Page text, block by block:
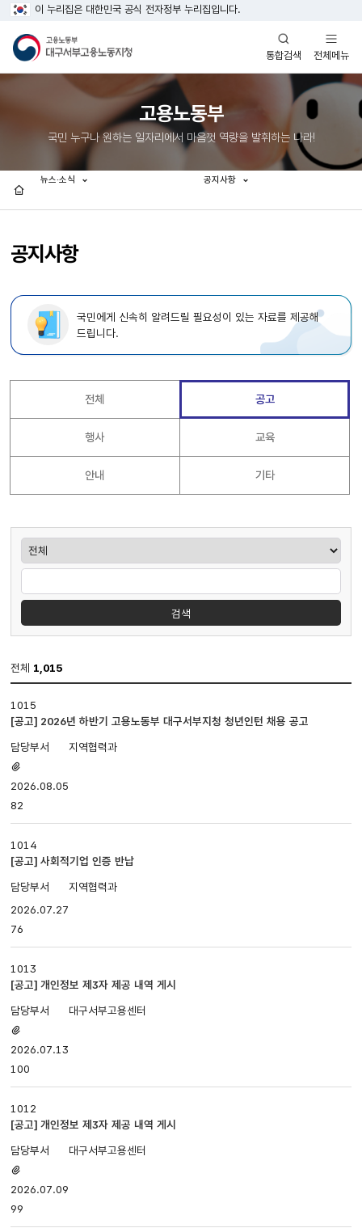
이 누리집은 대한민국 공식 전자정부 누리집입니다.
통합검색
열기
전체메뉴
열기
고용노동부
국민 누구나 원하는 일자리에서 마음껏 역량을 발휘하는 나라!
공지사항
뉴스·소식 공지사항
국민에게 신속히 알려드릴 필요성이 있는 자료를 제공해
드립니다.
전체 공고
행사 교육
안내 기타
게시판검색
검색
전체 1,015
게시판
입니다.
번호,
제목,
담당부서,
첨부파일,
등록일,
조회로
있습니다.
1015
[공고] 2026년 하반기 고용노동부 대구서부지청 청년인턴 채용 공고
지역협력과
있음
2026.08.05
82
1014
[공고] 사회적기업 인증 반납
지역협력과
2026.07.27
76
1013
[공고] 개인정보 제3자 제공 내역 게시
대구서부고용센터
있음
2026.07.13
100
1012
[공고] 개인정보 제3자 제공 내역 게시
대구서부고용센터
있음
2026.07.09
99